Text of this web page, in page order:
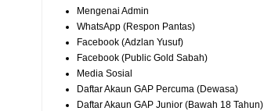
Mengenai Admin
WhatsApp (Respon Pantas)
Facebook (Adzlan Yusuf)
Facebook (Public Gold Sabah)
Media Sosial
Daftar Akaun GAP Percuma (Dewasa)
Daftar Akaun GAP Junior (Bawah 18 Tahun)